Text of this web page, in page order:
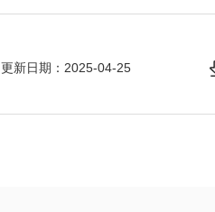
更新日期：2025-04-25